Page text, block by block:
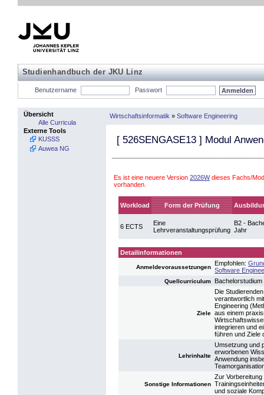
Studienhandbuch der JKU Linz
Benutzername Passwort
Übersicht
Alle Curricula
Externe Tools
KUSSS
Auwea NG
Wirtschaftsinformatik » Software Engineering
[ 526SENGASE13 ] Modul
Es ist eine neuere Version 2026Wdieses Fachs/
vorhanden.
Workload Form der Prüfung
6 ECTS
Eine
Lehrveranstaltungsprüfung
B2 -
Jahr
Detailinformationen
Anmeldevoraussetzungen
Empfohlen:
Software
Quellcurriculum
Ziele
Die
verantwortlich
Engineering
aus einem
integrieren und
führen und Ziele
Lehrinhalte
Umsetzung und
erworbenen
Anwendung
Sonstige Informationen
Zur
und soziale